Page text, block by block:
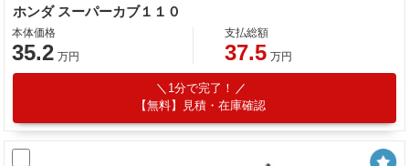
ホンダ スーパーカブ１１０
本体価格
35.2 万円
支払総額
37.5 万円
1分で完了！
【無料】見積・在庫確認